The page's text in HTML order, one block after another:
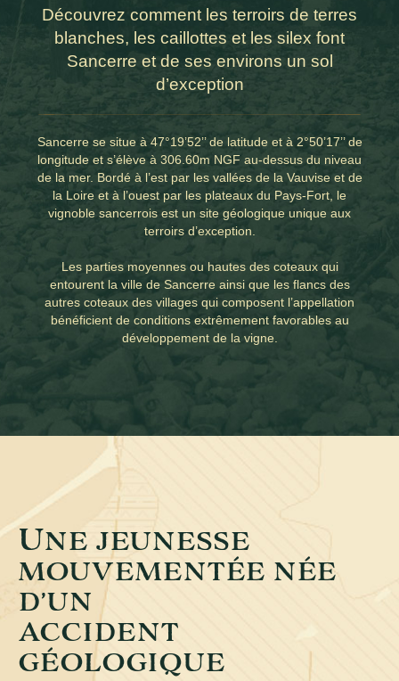
Découvrez comment les terroirs de terres
blanches, les caillottes et les silex font
Sancerre et de ses environs un sol
d’exception
Sancerre se situe à 47°19’52’’ de latitude et à 2°50’17’’ de
longitude et s’élève à 306.60m NGF au-dessus du niveau
de la mer. Bordé à l’est par les vallées de la Vauvise et de
la Loire et à l’ouest par les plateaux du Pays-Fort, le
vignoble sancerrois est un site géologique unique aux
terroirs d’exception.
Les parties moyennes ou hautes des coteaux qui
entourent la ville de Sancerre ainsi que les flancs des
autres coteaux des villages qui composent l’appellation
bénéficient de conditions extrêmement favorables au
développement de la vigne.
UNE JEUNESSE
MOUVEMENTÉE NÉE
D’UN
ACCIDENT
GÉOLOGIQUE